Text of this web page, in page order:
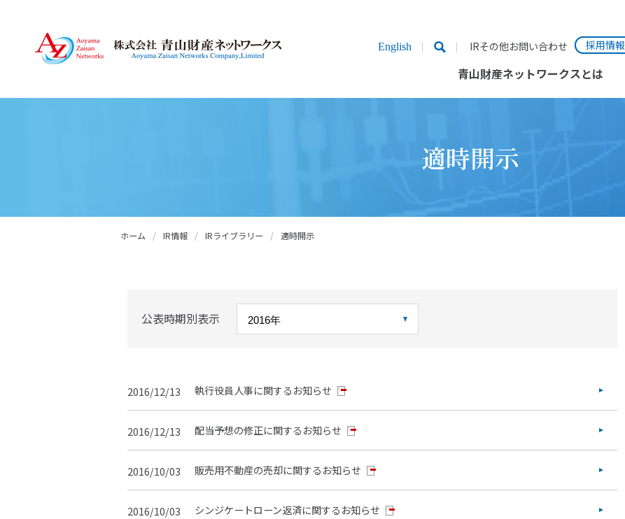
English IRその他お問い合わせ 採用情報
青山財産ネットワークスとは
適時開示
ホーム / IR情報 / IRライブラリー / 適時開示
公表時期別表示
2016/12/13 執行役員人事に関するお知らせ
2016/12/13 配当予想の修正に関するお知らせ
2016/10/03 販売用不動産の売却に関するお知らせ
2016/10/03 シンジケートローン返済に関するお知らせ